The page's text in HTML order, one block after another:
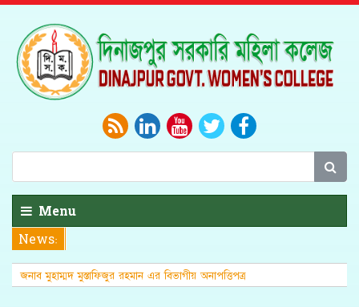
Menu
News:
জনাব মুহাম্মদ মুস্তাফিজুর রহমান এর বিভাগীয় অনাপত্তিপত্র